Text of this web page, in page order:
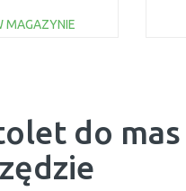
MAGAZYNIE
do